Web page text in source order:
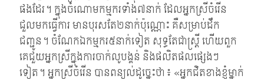
ផងដែរ។ ក្នុងចំណោមកម្មករទាំង៧នាក់ ដែលអ្នកស្រីចំរើន
ជួលមកធ្វើការ មានបុរសតែ២នាក់ប៉ុណ្ណោះ គឺសម្រាប់ដឹក
ជញ្ជូន។ ចំណែកឯកម្មករ៥នាក់ទៀត សុទ្ធតែជាស្ត្រី ហើយពួក
គេជួយអ្នកស្រីក្នុងការចាក់លូបង្គន់ និងផលិតផលផ្សេងៗ
ទៀត។ អ្នកស្រីចំរើន បានពន្យល់ដូច្នេះថា៖ «អ្នកជិតខាងខ្ញុំម្នាក់